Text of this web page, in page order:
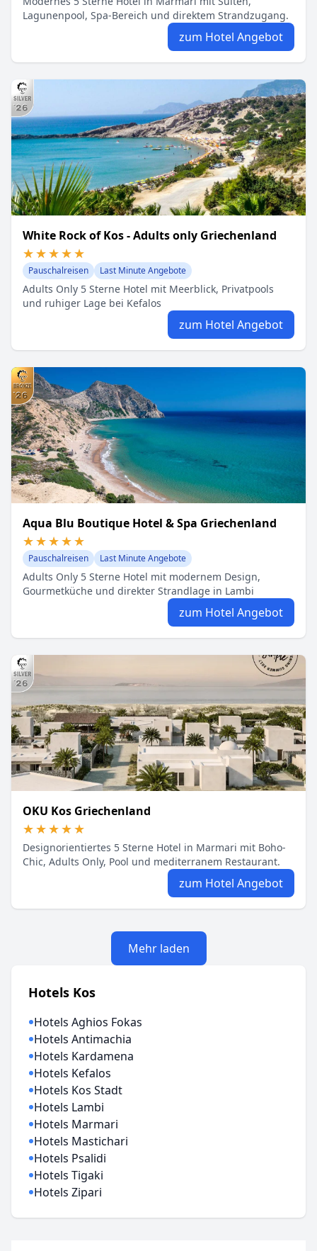
Lagunenpool, Spa-Bereich und direktem Strandzugang.
zum Hotel Angebot
White Rock of Kos - Adults only Griechenland
★★★★★
★★★★★
Pauschalreisen Last Minute Angebote
Adults Only 5 Sterne Hotel mit Meerblick, Privatpools
und ruhiger Lage bei Kefalos
zum Hotel Angebot
Aqua Blu Boutique Hotel & Spa Griechenland
★★★★★
★★★★★
Pauschalreisen Last Minute Angebote
Adults Only 5 Sterne Hotel mit modernem Design,
Gourmetküche und direkter Strandlage in Lambi
zum Hotel Angebot
OKU Kos Griechenland
★★★★★
★★★★★
Designorientiertes 5 Sterne Hotel in Marmari mit Boho-
Chic, Adults Only, Pool und mediterranem Restaurant.
zum Hotel Angebot
Mehr laden
Hotels Kos
Hotels Aghios Fokas
Hotels Antimachia
Hotels Kardamena
Hotels Kefalos
Hotels Kos Stadt
Hotels Lambi
Hotels Marmari
Hotels Mastichari
Hotels Psalidi
Hotels Tigaki
Hotels Zipari